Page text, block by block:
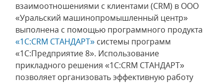
взаимоотношениями с клиентами (CRM) в ООО
«Уральский машинопромышленный центр»
выполнена с помощью программного продукта
«1С:CRM СТАНДАРТ» системы программ
«1С:Предприятие 8». Использование
прикладного решения «1С:CRM СТАНДАРТ»
позволяет организовать эффективную работу